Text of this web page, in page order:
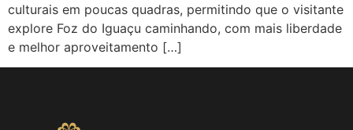
culturais em poucas quadras, permitindo que o visitante
explore Foz do Iguaçu caminhando, com mais liberdade
e melhor aproveitamento […]